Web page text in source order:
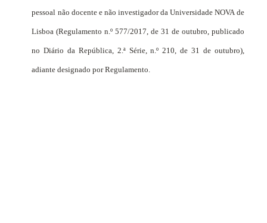
pessoal não docente e não investigador da Universidade NOVA de
Lisboa (Regulamento n.º 577/2017, de 31 de outubro, publicado
no Diário da República, 2.ª Série, n.º 210, de 31 de outubro),
adiante designado por Regulamento.